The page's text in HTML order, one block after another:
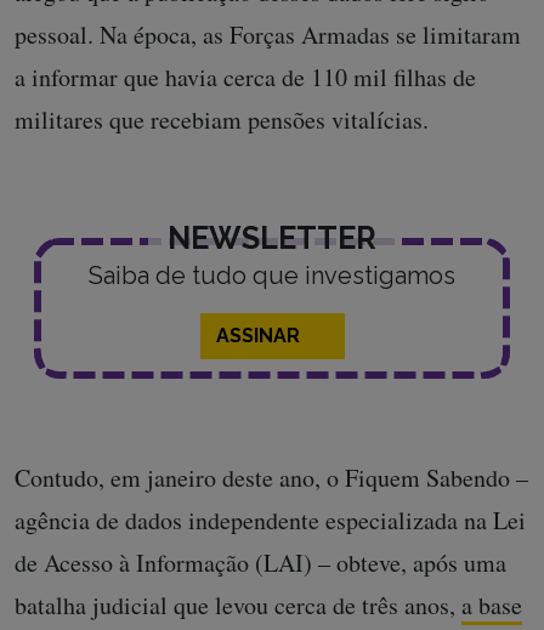
pessoal. Na época, as Forças Armadas se limitaram
a informar que havia cerca de 110 mil filhas de
militares que recebiam pensões vitalícias.
NEWSLETTER
Saiba de tudo que investigamos
ASSINAR
Contudo, em janeiro deste ano, o Fiquem Sabendo –
agência de dados independente especializada na Lei
de Acesso à Informação (LAI) – obteve, após uma
batalha judicial que levou cerca de três anos, a base